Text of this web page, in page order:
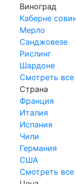
Виноград
Каберне
Мерло
Санджовезе
Рислинг
Шардоне
Смотреть все
Страна
Франция
Италия
Испания
Чили
Германия
США
Смотреть все